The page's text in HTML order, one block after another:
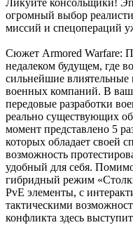
Ликуйте консольщики!
огромный выбор
миссий и спецопераций
Сюжет Armored Warfare:
недалеком будущем, где
сильнейшие
военных компаний. В
передовые разработки
реально существующих
момент представлено 5
которых обладает своей
возможность
удобный для себя.
гибридный режим
PvE элементы, с
тактическими
конфликта здесь